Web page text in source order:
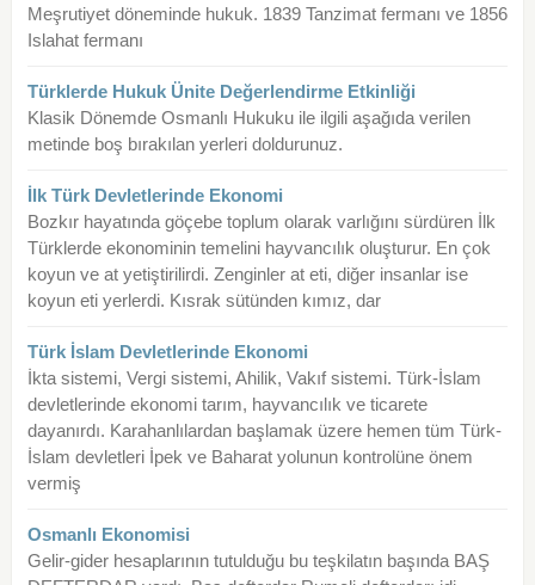
Meşrutiyet döneminde hukuk. 1839 Tanzimat fermanı ve 1856
Islahat fermanı
Türklerde Hukuk Ünite Değerlendirme Etkinliği
Klasik Dönemde Osmanlı Hukuku ile ilgili aşağıda verilen
metinde boş bırakılan yerleri doldurunuz.
İlk Türk Devletlerinde Ekonomi
Bozkır hayatında göçebe toplum olarak varlığını sürdüren İlk
Türklerde ekonominin temelini hayvancılık oluşturur. En çok
koyun ve at yetiştirilirdi. Zenginler at eti, diğer insanlar ise
koyun eti yerlerdi. Kısrak sütünden kımız, dar
Türk İslam Devletlerinde Ekonomi
İkta sistemi, Vergi sistemi, Ahilik, Vakıf sistemi. Türk-İslam
devletlerinde ekonomi tarım, hayvancılık ve ticarete
dayanırdı. Karahanlılardan başlamak üzere hemen tüm Türk-
İslam devletleri İpek ve Baharat yolunun kontrolüne önem
vermiş
Osmanlı Ekonomisi
Gelir-gider hesaplarının tutulduğu bu teşkilatın başında BAŞ